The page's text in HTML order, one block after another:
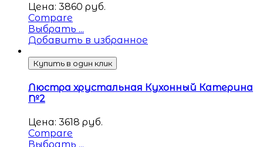
Цена: 3860 руб.
Compare
Выбрать ...
Добавить в избранное
Купить в один клик
Люстра хрустальная Кухонный Катерина
№2
Цена: 3618 руб.
Compare
Выбрать ...